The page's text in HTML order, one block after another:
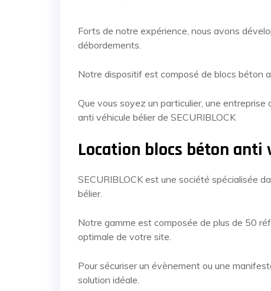
Forts de notre expérience, nous avons
débordements.
Notre dispositif est composé de blocs béton
Que vous soyez un particulier, une
anti véhicule bélier de SECURIBLOCK
Location blocs béton anti
SECURIBLOCK est une société spécialisée
bélier.
Notre gamme est composée de plus de 50
optimale de votre site.
Pour sécuriser un évènement ou une
solution idéale.